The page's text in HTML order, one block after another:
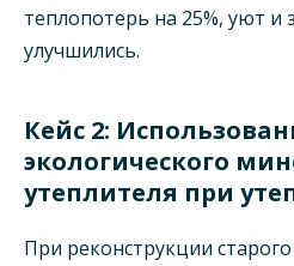
теплопотерь на 25%, уют и
улучшились.
Кейс 2:
экологического
утеплителя при
При реконструкции